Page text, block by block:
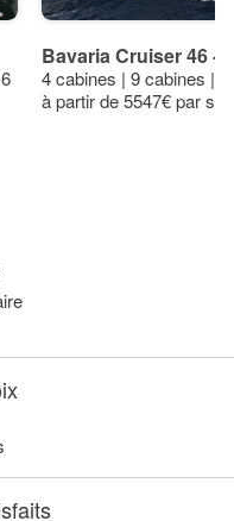
Bavaria Cruiser 46 -
4 cabines | 9 cabines |
à partir de 5547€ par